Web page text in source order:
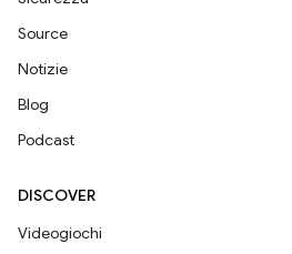
Source
Notizie
Blog
Podcast
DISCOVER
Videogiochi